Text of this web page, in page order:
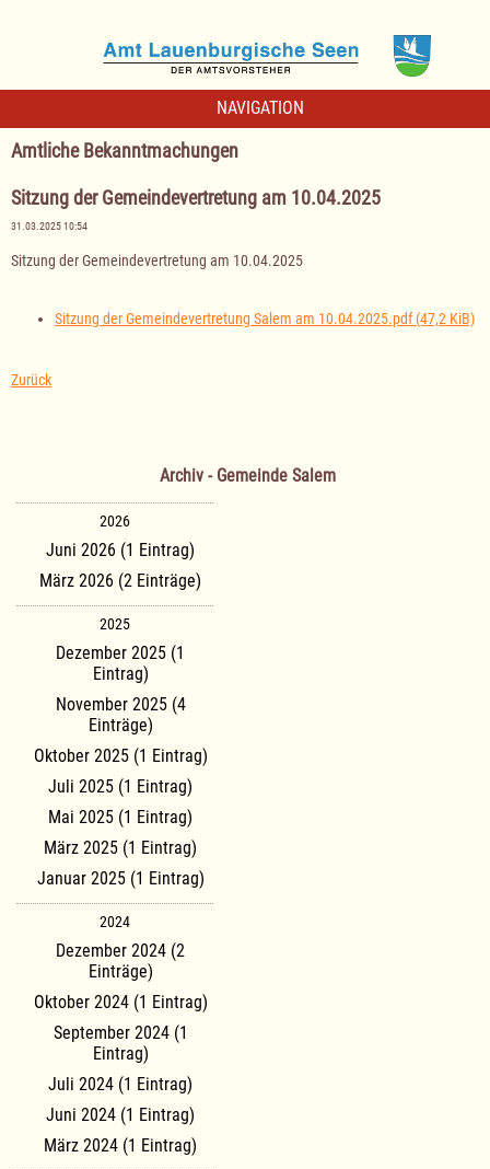
NAVIGATION
Amtliche Bekanntmachungen
Sitzung der Gemeindevertretung am 10.04.2025
31.03.2025 10:54
Sitzung der Gemeindevertretung am 10.04.2025
Sitzung der Gemeindevertretung Salem am 10.04.2025.pdf(47,2 KiB)
Zurück
Archiv - Gemeinde Salem
2026
Juni 2026 (1 Eintrag)
März 2026 (2 Einträge)
2025
Dezember 2025 (1
Eintrag)
November 2025 (4
Einträge)
Oktober 2025 (1 Eintrag)
Juli 2025 (1 Eintrag)
Mai 2025 (1 Eintrag)
März 2025 (1 Eintrag)
Januar 2025 (1 Eintrag)
2024
Dezember 2024 (2
Einträge)
Oktober 2024 (1 Eintrag)
September 2024 (1
Eintrag)
Juli 2024 (1 Eintrag)
Juni 2024 (1 Eintrag)
März 2024 (1 Eintrag)